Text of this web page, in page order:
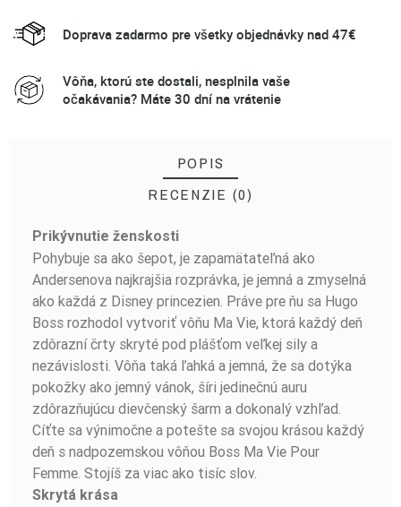
Doprava zadarmo pre všetky objednávky nad 47€
Vôňa, ktorú ste dostali, nesplnila vaše
očakávania? Máte 30 dní na vrátenie
POPIS
RECENZIE (0)
Prikývnutie ženskosti
Pohybuje sa ako šepot, je zapamätateľná ako
Andersenova najkrajšia rozprávka, je jemná a zmyselná
ako každá z Disney princezien. Práve pre ňu sa Hugo
Boss rozhodol vytvoriť vôňu Ma Vie, ktorá každý deň
zdôrazní črty skryté pod plášťom veľkej sily a
nezávislosti. Vôňa taká ľahká a jemná, že sa dotýka
pokožky ako jemný vánok, šíri jedinečnú auru
zdôrazňujúcu dievčenský šarm a dokonalý vzhľad.
Cíťte sa výnimočne a potešte sa svojou krásou každý
deň s nadpozemskou vôňou Boss Ma Vie Pour
Femme. Stojíš za viac ako tisíc slov.
Skrytá krása
BUĎTE PRVÝ, KTO NAPÍŠE RECENZIU!